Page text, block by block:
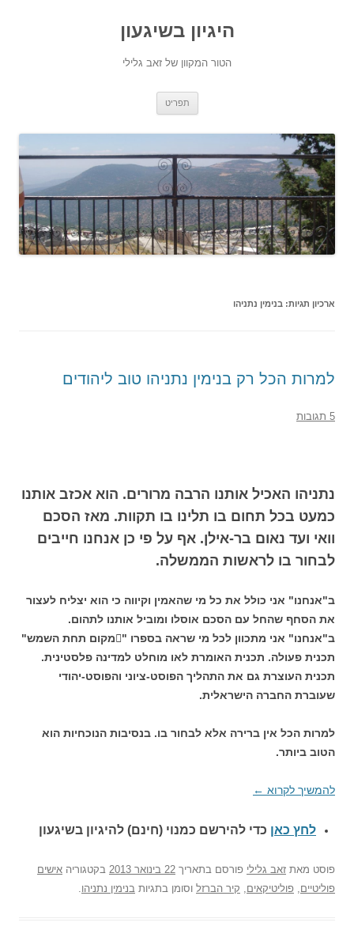
היגיון בשיגעון
הטור המקוון של זאב גלילי
תפריט
ארכיון תגיות: בנימין נתניהו
למרות הכל רק בנימין נתניהו טוב ליהודים
5 תגובות
נתניהו האכיל אותנו הרבה מרורים. הוא אכזב אותנו
כמעט בכל תחום בו תלינו בו תקוות. מאז הסכם
וואי ועד נאום בר-אילן. אף על פי כן אנחנו חייבים
לבחור בו לראשות הממשלה.
ב"אנחנו" אני כולל את כל מי שהאמין וקיווה כי הוא יצליח לעצור
את הסחף שהחל עם הסכם אוסלו ומוביל אותנו לתהום.
ב"אנחנו" אני מתכוון לכל מי שראה בספרו "מקום תחת השמש"
תכנית פעולה. תכנית האומרת לאו מוחלט למדינה פלסטינית.
תכנית העוצרת גם את התהליך הפוסט-ציוני והפוסט-יהודי
שעוברת החברה הישראלית.
למרות הכל אין ברירה אלא לבחור בו. בנסיבות הנוכחיות הוא
הטוב ביותר.
להמשיך לקרוא ←
לחץ כאן כדי להירשם כמנוי (חינם) להיגיון בשיגעון
פוסט מאת זאב גלילי פורסם בתאריך 22 בינואר 2013 בקטגוריה אישים
פוליטיים פוליטיקאים קיר הברזל וסומן בתגיות בנימין נתניהו